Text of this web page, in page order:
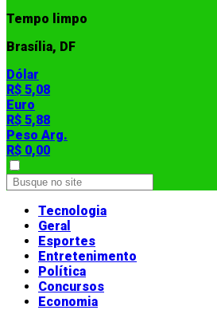
Tempo limpo
Brasília, DF
Dólar
R$ 5,08
Euro
R$ 5,88
Peso Arg.
R$ 0,00
Tecnologia
Geral
Esportes
Entretenimento
Política
Concursos
Economia